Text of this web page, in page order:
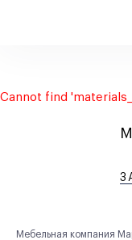
Cannot find
Мебельная компания